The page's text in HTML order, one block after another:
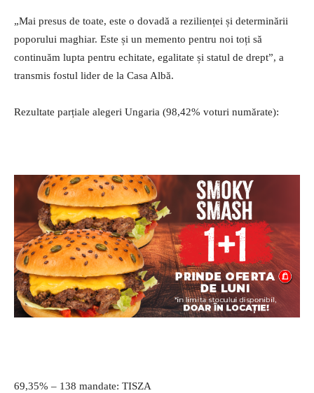
„Mai presus de toate, este o dovadă a rezilienței și determinării
poporului maghiar. Este și un memento pentru noi toți să
continuăm lupta pentru echitate, egalitate și statul de drept”, a
transmis fostul lider de la Casa Albă.
Rezultate parțiale alegeri Ungaria (98,42% voturi numărate):
69,35% – 138 mandate: TISZA